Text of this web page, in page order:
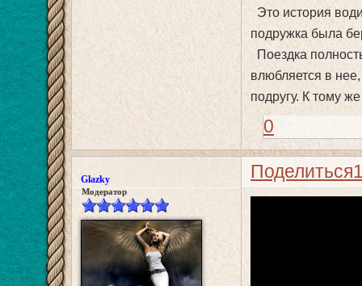
Это история
подружка была
Поездка
влюбляется в
подругу. К тому
0
Поделиться
Glazky
Модератор